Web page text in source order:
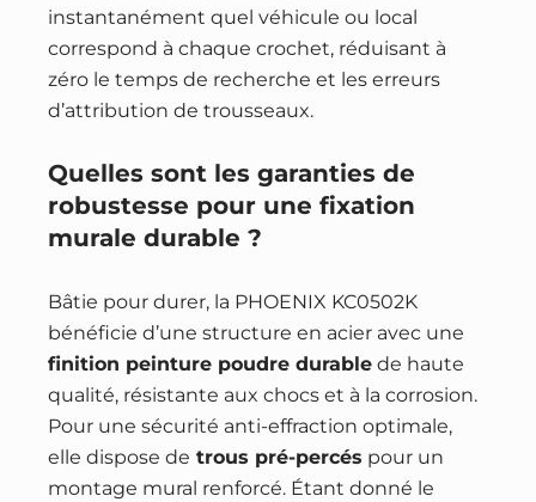
instantanément quel véhicule ou local
correspond à chaque crochet, réduisant à
zéro le temps de recherche et les erreurs
d’attribution de trousseaux.
Quelles sont les garanties de
robustesse pour une fixation
murale durable ?
Bâtie pour durer, la PHOENIX KC0502K
bénéficie d’une structure en acier avec une
finition peinture poudre durablede haute
qualité, résistante aux chocs et à la corrosion.
Pour une sécurité anti-effraction optimale,
elle dispose de trous pré-percés pour un
montage mural renforcé. Étant donné le